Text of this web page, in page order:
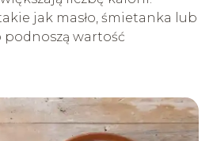
jak masło, śmietanka lub
podnoszą wartość